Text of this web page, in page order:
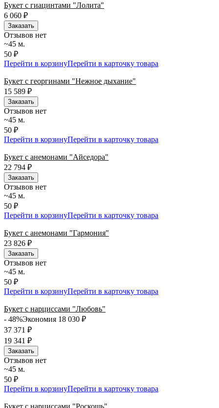
Букет с гиацинтами "Лолита"
6 060 ₽
Заказать
Отзывов нет
~45 м.
50 ₽
Перейти в корзинуПерейти в карточку товара
Букет с георгинами "Нежное дыхание"
15 589 ₽
Заказать
Отзывов нет
~45 м.
50 ₽
Перейти в корзинуПерейти в карточку товара
Букет с анемонами "Айседора"
22 794 ₽
Заказать
Отзывов нет
~45 м.
50 ₽
Перейти в корзинуПерейти в карточку товара
Букет с анемонами "Гармония"
23 826 ₽
Заказать
Отзывов нет
~45 м.
50 ₽
Перейти в корзинуПерейти в карточку товара
Букет с нарциссами "Любовь"
- 48%Экономия 18 030 ₽
37 371 ₽
19 341 ₽
Заказать
Отзывов нет
~45 м.
50 ₽
Перейти в корзинуПерейти в карточку товара
Букет с нарциссами "Роскошь"